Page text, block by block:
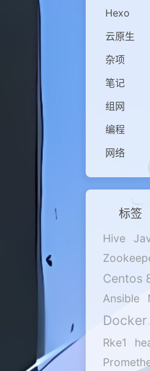
Hexo
云原生
杂项
笔记
组网
编程
网络
标签
Hive
Centos
Ansible
Docker
Rke1